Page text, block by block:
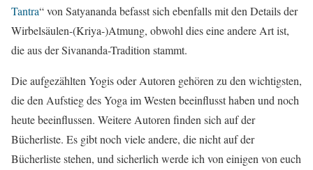
Tantra“ von Satyananda befasst sich ebenfalls mit den Details der
Wirbelsäulen-(Kriya-)Atmung, obwohl dies eine andere Art ist,
die aus der Sivananda-Tradition stammt.
Die aufgezählten Yogis oder Autoren gehören zu den wichtigsten,
die den Aufstieg des Yoga im Westen beeinflusst haben und noch
heute beeinflussen. Weitere Autoren finden sich auf der
Bücherliste. Es gibt noch viele andere, die nicht auf der
Bücherliste stehen, und sicherlich werde ich von einigen von euch